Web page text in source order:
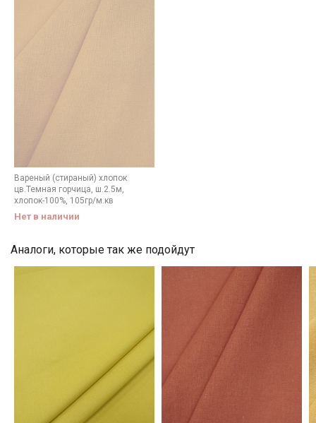
Вареный (стираный) хлопок
цв.Темная горчица, ш.2.5м,
хлопок-100%, 105гр/м.кв
Нет в наличии
Аналоги, которые так же подойдут
Секретная рассылка от Купава
категории тканей
Политикой обработки персональных
Согласие на обработку персональных
Согласие на получение рекламных и
информационных рассылок